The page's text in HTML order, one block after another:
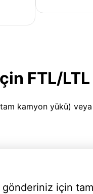
FTL/
kamyon yükü)
gönderiniz için